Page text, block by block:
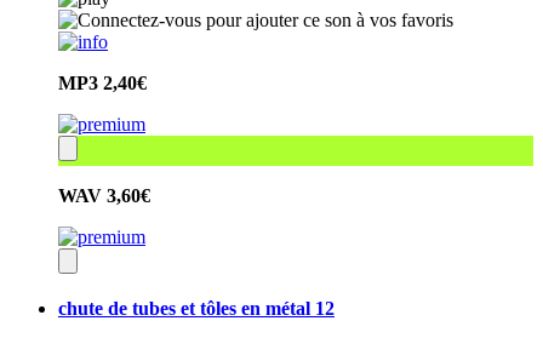
MP3 2,40€
WAV 3,60€
chute de tubes et tôles en métal 12